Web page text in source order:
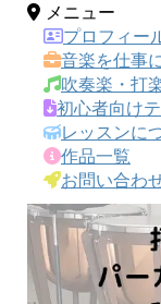
メニュー
プロフィー
音楽を仕事
吹奏楽・打
初心者向け
レッスンに
作品一覧
お問い合わ